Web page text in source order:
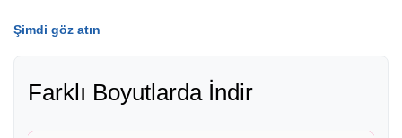
Şimdi göz atın
Farklı Boyutlarda İndir